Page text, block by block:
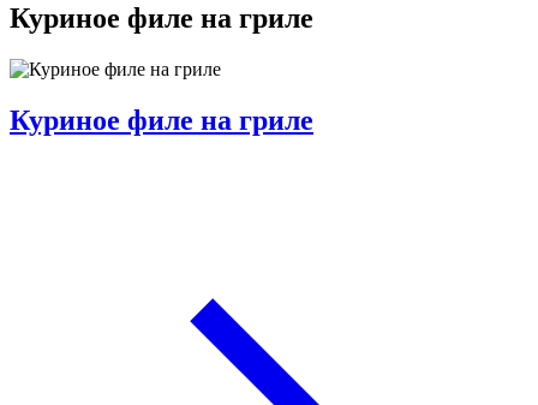
Куриное филе на гриле
Куриное филе на гриле